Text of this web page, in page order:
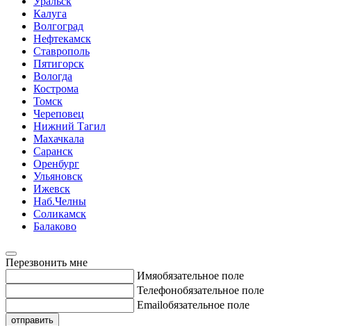
Калуга
Волгоград
Нефтекамск
Ставрополь
Пятигорск
Вологда
Кострома
Томск
Череповец
Нижний Тагил
Махачкала
Саранск
Оренбург
Ульяновск
Ижевск
Наб.Челны
Соликамск
Балаково
Перезвонить мне
Имяобязательное поле
Телефонобязательное поле
Emailобязательное поле
отправить